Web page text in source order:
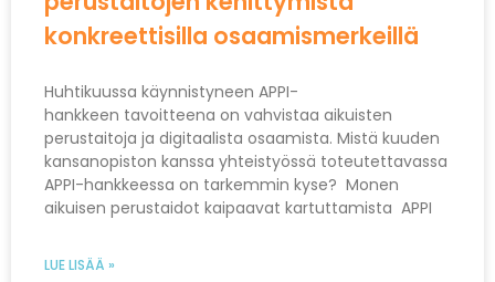
konkreettisilla osaamismerkeillä
Huhtikuussa käynnistyneen APPI-
hankkeen tavoitteena on vahvistaa aikuisten
perustaitoja ja digitaalista osaamista. Mistä kuuden
kansanopiston kanssa yhteistyössä toteutettavassa
APPI-hankkeessa on tarkemmin kyse? Monen
aikuisen perustaidot kaipaavat kartuttamista APPI
LUE LISÄÄ »